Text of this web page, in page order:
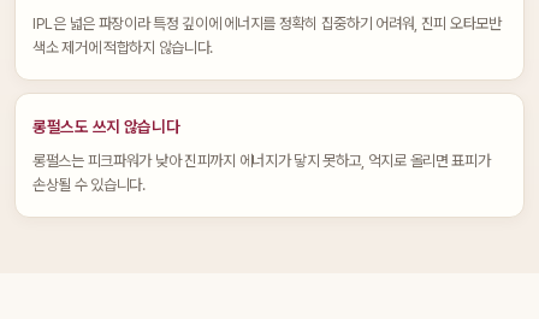
IPL은 넓은 파장이라 특정 깊이에 에너지를 정확히 집중하기 어려워, 진피 오타모반
색소 제거에 적합하지 않습니다.
롱펄스도 쓰지 않습니다
롱펄스는 피크파워가 낮아 진피까지 에너지가 닿지 못하고, 억지로 올리면 표피가
손상될 수 있습니다.